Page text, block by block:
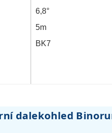
6,8°
5m
BK7
dalekohled